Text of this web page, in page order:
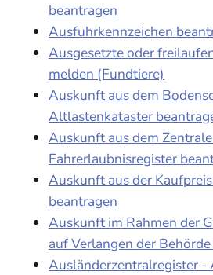
beantragen
Ausfuhrkennzeichen
Ausgesetzte oder
melden (Fundtiere)
Auskunft aus dem
Altlastenkataster
Auskunft aus dem
Fahrerlaubnisregister
Auskunft aus der
beantragen
Auskunft im Rahmen der
auf Verlangen der
Ausländerzentralregister -